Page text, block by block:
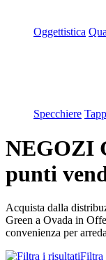
Oggettistica
Specchiere
NEGOZI
punti
Acquista dalla
Green a Ovada in
convenienza per
Filtra